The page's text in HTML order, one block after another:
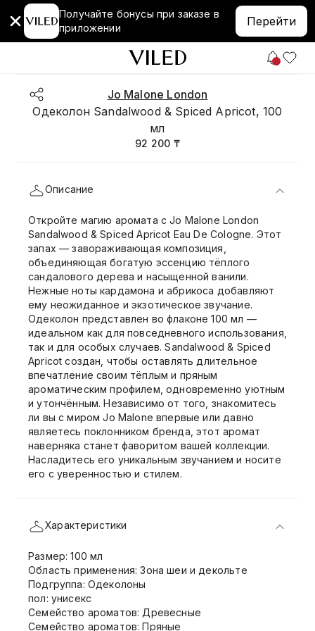
Получайте бонусы при заказе в
приложении
Перейти
Jo Malone London
Одеколон Sandalwood & Spiced Apricot, 100
мл
92 200 ₸
Описание
Откройте магию аромата с Jo Malone London
Sandalwood & Spiced Apricot Eau De Cologne. Этот
запах — завораживающая композиция,
объединяющая богатую эссенцию тёплого
сандалового дерева и насыщенной ванили.
Нежные ноты кардамона и абрикоса добавляют
ему неожиданное и экзотическое звучание.
Одеколон представлен во флаконе 100 мл —
идеальном как для повседневного использования,
так и для особых случаев. Sandalwood & Spiced
Apricot создан, чтобы оставлять длительное
впечатление своим тёплым и пряным
ароматическим профилем, одновременно уютным
и утончённым. Независимо от того, знакомитесь
ли вы с миром Jo Malone впервые или давно
являетесь поклонником бренда, этот аромат
наверняка станет фаворитом вашей коллекции.
Насладитесь его уникальным звучанием и носите
его с уверенностью и стилем.
Характеристики
Размер: 100 мл
Область применения: Зона шеи и декольте
Подгруппа: Одеколоны
пол: унисекс
Семейство ароматов: Древесные
Семейство ароматов: Пряные